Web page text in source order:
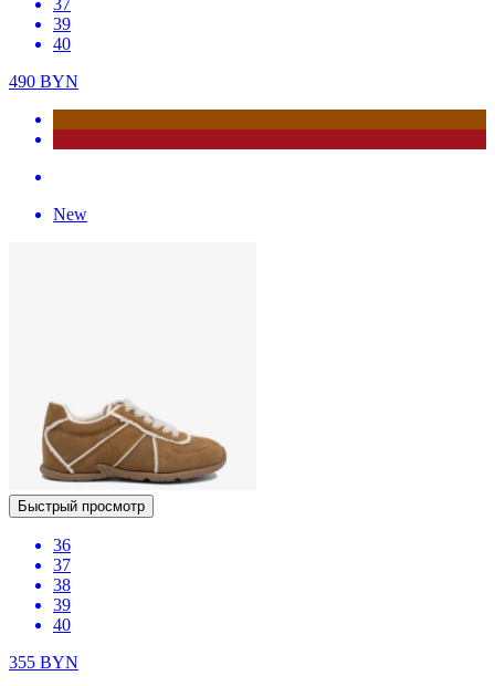
37
39
40
490 BYN
New
Быстрый просмотр
36
37
38
39
40
355 BYN